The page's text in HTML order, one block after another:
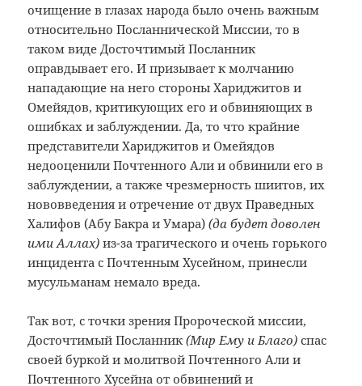
очищение в глазах народа было очень важным
относительно Посланнической Миссии, то в
таком виде Досточтимый Посланник
оправдывает его. И призывает к молчанию
нападающие на него стороны Хариджитов и
Омейядов, критикующих его и обвиняющих в
ошибках и заблуждении. Да, то что крайние
представители Хариджитов и Омейядов
недооценили Почтенного Али и обвинили его в
заблуждении, а также чрезмерность шиитов, их
нововведения и отречение от двух Праведных
Халифов (Абу Бакра и Умара)(да будет доволен
ими Аллах) из-за трагического и очень горького
инцидента с Почтенным Хусейном, принесли
мусульманам немало вреда.
Так вот, с точки зрения Пророческой миссии,
Досточтимый Посланник(Мир Ему и Благо) спас
своей буркой и молитвой Почтенного Али и
Почтенного Хусейна от обвинений и